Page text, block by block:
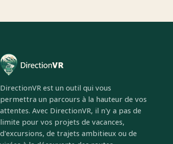
DirectionVR est un outil qui vous
permettra un parcours à la hauteur de vos
attentes. Avec DirectionVR, il n'y a pas de
limite pour vos projets de vacances,
d'excursions, de trajets ambitieux ou de